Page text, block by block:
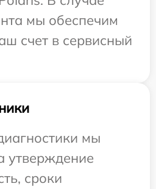
мы обеспечим
счет в сервисный
мы
утверждение
сроки